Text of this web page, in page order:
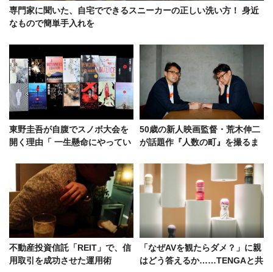
専門家に聞いた、自宅でできるスニーカーの正しい洗い方！ 身近
なもので簡単手入れを
東野圭吾が自腹でスノボ大会を
開く理由「 一生懸命にやってい
50歳の新人映画監督・荒木伸二
が話題作『人数の町』を撮るま
不動産投資信託「REIT」で、信
用取引を成功させた運用術
「なぜAVを観たらダメ？」に親
はどう答えるか……TENGAと共